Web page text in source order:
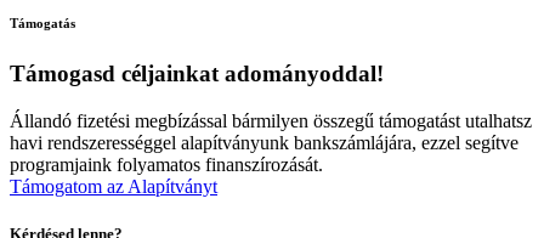
Támogatás
Támogasd céljainkat adományoddal!
Állandó fizetési megbízással bármilyen összegű támogatást utalhatsz
havi rendszerességgel alapítványunk bankszámlájára, ezzel segítve
programjaink folyamatos finanszírozását.
Támogatom az Alapítványt
Kérdésed lenne?